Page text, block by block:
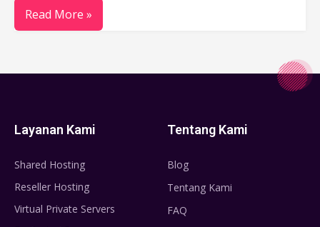
Read More »
Layanan Kami
Shared Hosting
Reseller Hosting
Virtual Private Servers
Tentang Kami
Blog
Tentang Kami
FAQ